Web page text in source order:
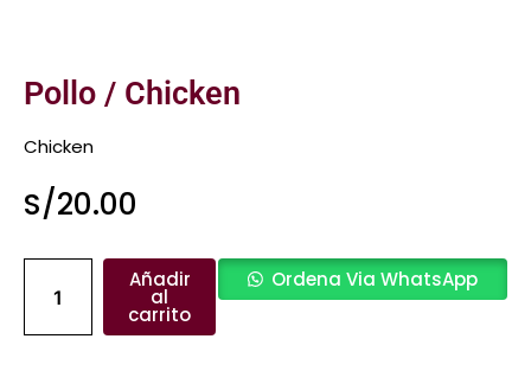
Pollo / Chicken
Chicken
S/20.00
cantidad
Añadir
al
carrito
Ordena Via WhatsApp